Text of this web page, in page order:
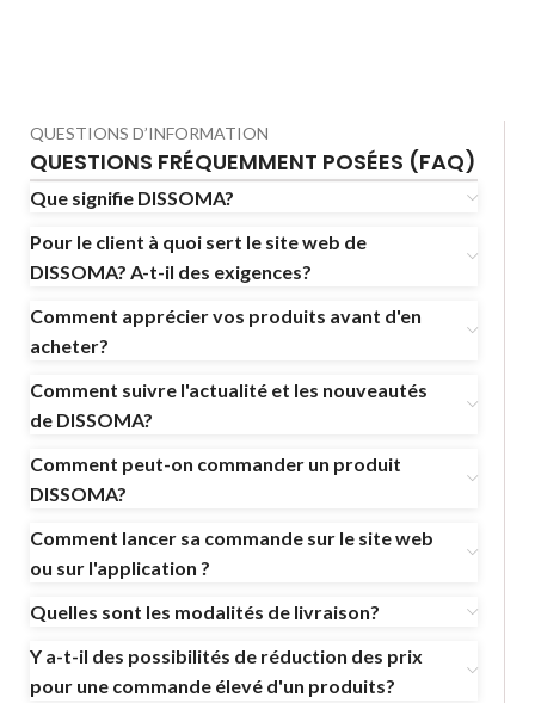
QUESTIONS D’INFORMATION
QUESTIONS FRÉQUEMMENT POSÉES (FAQ)
Que signifie DISSOMA?
Pour le client à quoi sert le site web de
DISSOMA? A-t-il des exigences?
Comment apprécier vos produits avant d'en
acheter?
Comment suivre l'actualité et les nouveautés
de DISSOMA?
Comment peut-on commander un produit
DISSOMA?
Comment lancer sa commande sur le site web
ou sur l'application ?
Quelles sont les modalités de livraison?
Y a-t-il des possibilités de réduction des prix
pour une commande élevé d'un produits?